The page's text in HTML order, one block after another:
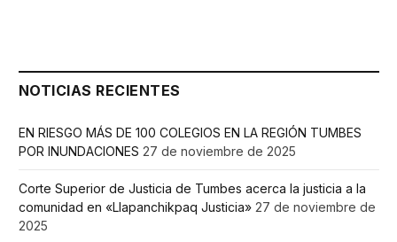
NOTICIAS RECIENTES
EN RIESGO MÁS DE 100 COLEGIOS EN LA REGIÓN TUMBES
POR INUNDACIONES 27 de noviembre de 2025
Corte Superior de Justicia de Tumbes acerca la justicia a la
comunidad en «Llapanchikpaq Justicia» 27 de noviembre de
2025